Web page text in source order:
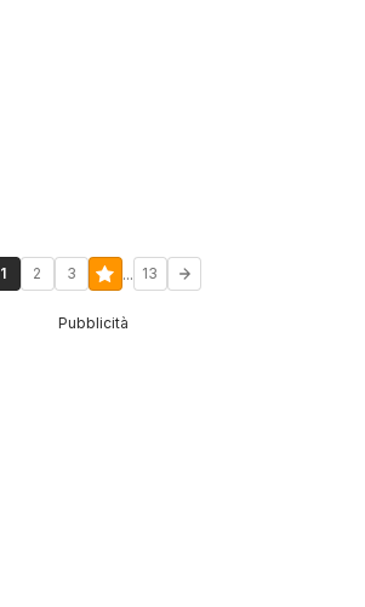
1 2 3 ... 13
Pubblicità